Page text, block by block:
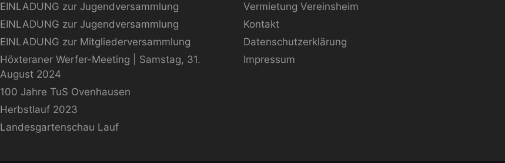
EINLADUNG zur Jugendversammlung
EINLADUNG zur Jugendversammlung
EINLADUNG zur Mitgliederversammlung
Höxteraner Werfer-Meeting | Samstag, 31.
August 2024
100 Jahre TuS Ovenhausen
Herbstlauf 2023
Landesgartenschau Lauf
Vermietung Vereinsheim
Kontakt
Datenschutzerklärung
Impressum